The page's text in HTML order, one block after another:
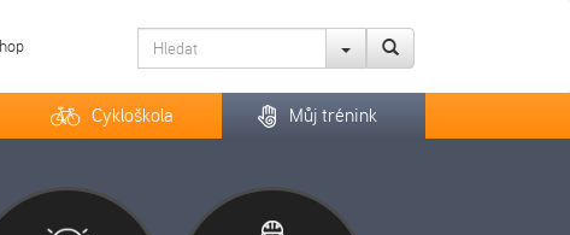
Cykloškola Můj trénink